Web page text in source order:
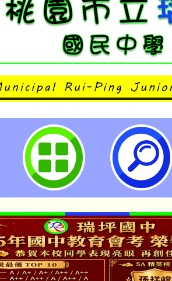
5/15至6/30辦理性平
別平等觀念，歡迎本
市立瑞坪國民中學